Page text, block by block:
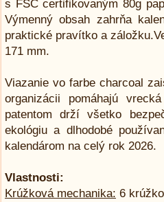
s FSC certifikovaným 80g
Výmenný obsah zahrňa
praktické pravítko a
171 mm.
Viazanie vo farbe charcoal
organizácii pomáhajú
patentom drží všetko
ekológiu a dlhodobé
kalendárom na celý rok 2026.
Vlastnosti:
Krúžková mechanika: 6